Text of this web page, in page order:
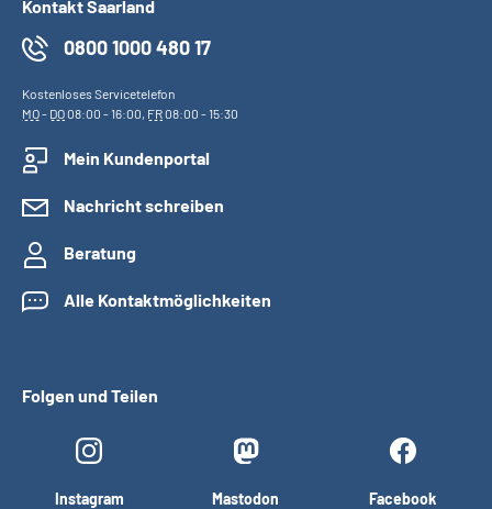
Kontakt Saarland
0800 1000 480 17
Kostenloses Servicetelefon
MO- DO08:00 - 16:00, FR08:00 - 15:30
Mein Kundenportal
Nachricht schreiben
Beratung
Alle Kontaktmöglichkeiten
Folgen und Teilen
Instagram Mastodon Facebook